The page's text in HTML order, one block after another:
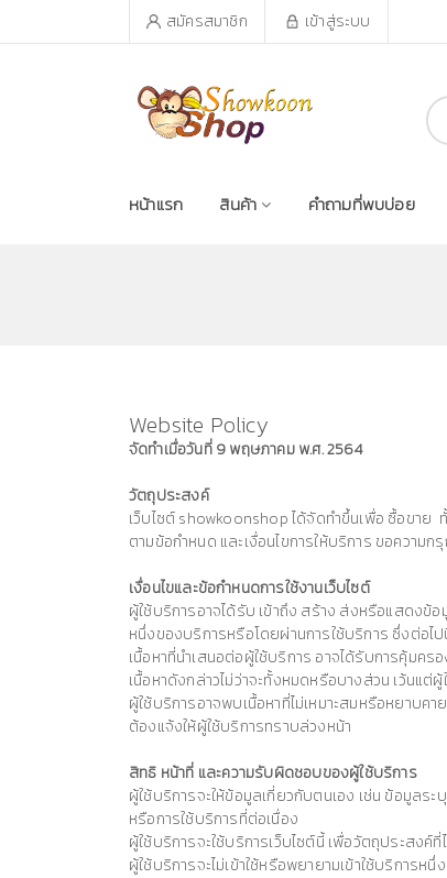
สมัครสมาชิก เข้าสู่ระบบ
หน้าแรก สินค้า คำถามที่พบบ่อย
Website Policy
จัดทำเมื่อวันที่ 9 พฤษภาคม พ.ศ. 2564
วัตถุประสงค์
เว็บไซต์ showkoonshop ได้จัดทำขึ้นเพื่อ ซื้อขาย
ตามข้อกำหนด และเงื่อนไขการให้บริการ ขอความก
เงื่อนไขและข้อกำหนดการใช้งานเว็บไซต์
ผู้ใช้บริการอาจได้รับ เข้าถึง สร้าง ส่งหรือแสดง
หนึ่งของบริการหรือโดยผ่านการใช้บริการ ซึ่งต่อไปนี้
เนื้อหาที่นำเสนอต่อผู้ใช้บริการ อาจได้รับการคุ้มค
เนื้อหาดังกล่าวไม่ว่าจะทั้งหมดหรือบางส่วน เว้นแ
ผู้ใช้บริการอาจพบเนื้อหาที่ไม่เหมาะสมหรือหยาบค
ต้องแจ้งให้ผู้ใช้บริการทราบล่วงหน้า
สิทธิ หน้าที่ และความรับผิดชอบของผู้ใช้บริการ
ผู้ใช้บริการจะให้ข้อมูลเกี่ยวกับตนเอง เช่น ข้อมูล
หรือการใช้บริการที่ต่อเนื่อง
ผู้ใช้บริการจะใช้บริการเว็บไซต์นี้ เพื่อวัตถุประส
ผู้ใช้บริการจะไม่เข้าใช้หรือพยายามเข้าใช้บริการ